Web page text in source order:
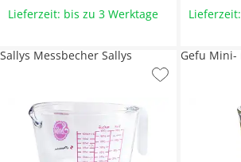
Lieferzeit: bis zu 3 Werktage
Sallys Messbecher Sallys Gefu Mini-